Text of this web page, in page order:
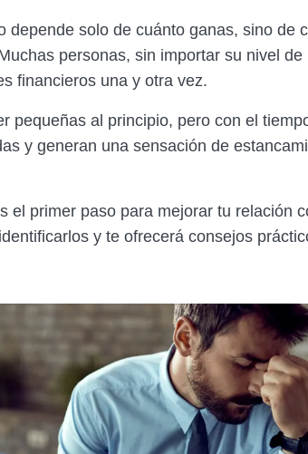
depende solo de cuánto ganas, sino de
personas, sin importar su nivel de
financieros una y otra vez.
pequeñas al principio, pero con el
y generan una sensación de
el primer paso para mejorar tu relación
y te ofrecerá consejos